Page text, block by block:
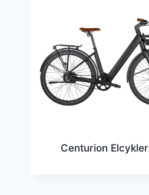
Centurion Elcykler